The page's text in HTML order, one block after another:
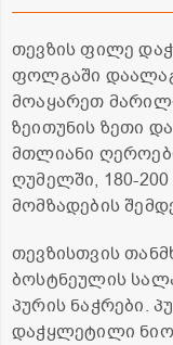
თევზის ფილე
ფოლგაში
მოაყარეთ
ზეითუნის ზეთი
მთლიანი
ღუმელში, 180-
მომზადების
თევზისთვის
ბოსტნეულის
პურის ნაჭრები.
დაჭყლეტილი